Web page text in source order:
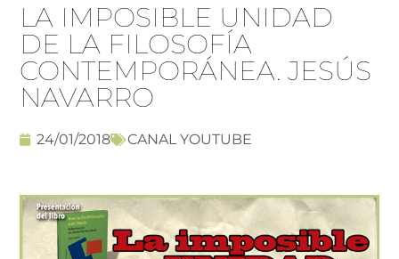
LA IMPOSIBLE UNIDAD
DE LA FILOSOFÍA
CONTEMPORÁNEA. JESÚS
NAVARRO
24/01/2018 CANAL YOUTUBE